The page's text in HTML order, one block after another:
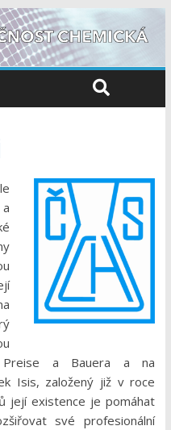
Preise a Bauera a na
Isis, založený již v roce
její existence je pomáhat
své profesionální